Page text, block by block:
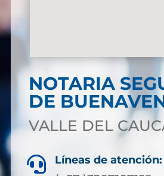
NOTARIA
DE
VALLE DEL
 Líneas de atención: